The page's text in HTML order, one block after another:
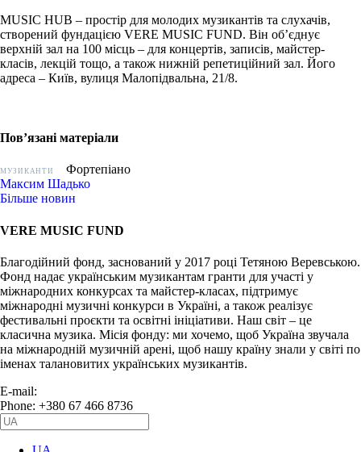
MUSIC HUB – простір для молодих музикантів та слухачів,
створений фундацією VERE MUSIC FUND. Він об’єднує
верхній зал на 100 місць – для концертів, записів, майстер-
класів, лекцій тощо, а також нижній репетиційний зал. Його
адреса – Київ, вулиця Малопідвальна, 21/8.
Пов’язані матеріали
МУЗИКАНТИ
Фортепіано
Максим Шадько
Більше новин
VERE MUSIC FUND
Благодійний фонд, заснований у 2017 році Тетяною Веревською.
Фонд надає українським музикантам гранти для участі у
міжнародних конкурсах та майстер-класах, підтримує
міжнародні музичні конкурси в Україні, а також реалізує
фестивальні проєкти та освітні ініціативи. Наш світ – це
класична музика. Місія фонду: ми хочемо, щоб Україна звучала
на міжнародній музичній арені, щоб нашу країну знали у світі по
іменах талановитих українських музикантів.
E-mail:
Phone: +380 67 466 8736